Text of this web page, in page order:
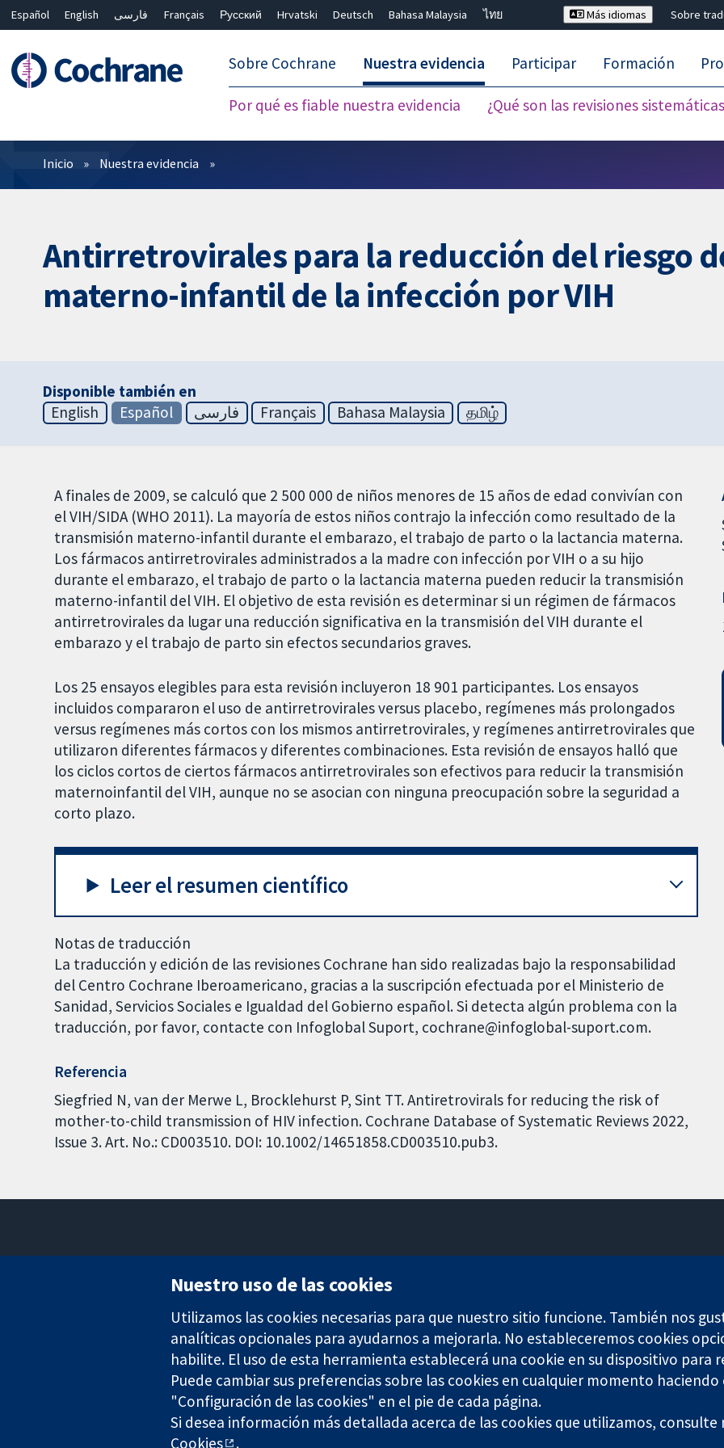
Español English فارسی Français Русский Hrvatski Deutsch Bahasa Malaysia
ไทย
Más idiomas Sobre
Sobre Cochrane Nuestra evidencia
Por qué es fiable nuestra evidencia ¿Qué son las revisiones
Participar Formación
Filtros
Inicio Nuestra evidencia
Antirretrovirales para la reducción del riesgo
materno-infantil de la infección por VIH
Disponible también en
English
Español فارسی Français Bahasa Malaysia தமிழ்
A finales de 2009, se calculó que 2 500 000 de niños menores de 15 años de edad convivían con
el VIH/SIDA (WHO 2011). La mayoría de estos niños contrajo la infección como resultado de la
transmisión materno-infantil durante el embarazo, el trabajo de parto o la lactancia materna.
Los fármacos antirretrovirales administrados a la madre con infección por VIH o a su hijo
durante el embarazo, el trabajo de parto o la lactancia materna pueden reducir la transmisión
materno-infantil del VIH. El objetivo de esta revisión es determinar si un régimen de fármacos
antirretrovirales da lugar una reducción significativa en la transmisión del VIH durante el
embarazo y el trabajo de parto sin efectos secundarios graves.
Los 25 ensayos elegibles para esta revisión incluyeron 18 901 participantes. Los ensayos
incluidos compararon el uso de antirretrovirales versus placebo, regímenes más prolongados
versus regímenes más cortos con los mismos antirretrovirales, y regímenes antirretrovirales que
utilizaron diferentes fármacos y diferentes combinaciones. Esta revisión de ensayos halló que
los ciclos cortos de ciertos fármacos antirretrovirales son efectivos para reducir la transmisión
maternoinfantil del VIH, aunque no se asocian con ninguna preocupación sobre la seguridad a
corto plazo.
Leer el resumen científico
Notas de traducción
La traducción y edición de las revisiones Cochrane han sido realizadas bajo la responsabilidad
del Centro Cochrane Iberoamericano, gracias a la suscripción efectuada por el Ministerio de
Sanidad, Servicios Sociales e Igualdad del Gobierno español. Si detecta algún problema con la
traducción, por favor, contacte con Infoglobal Suport, cochrane@infoglobal-suport.com.
Referencia
Siegfried N, van der Merwe L, Brocklehurst P, Sint TT. Antiretrovirals for reducing the risk of
mother-to-child transmission of HIV infection. Cochrane Database of Systematic Reviews 2022,
Issue 3. Art. No.: CD003510. DOI: 10.1002/14651858.CD003510.pub3.
Londres
Reino Unido
The Cochrane Collaboration is a charity (no. 1045921) and a company limited by guarantee (no. 03044323) registered in England &
Nuestro uso de las cookies
Utilizamos las cookies necesarias para que nuestro sitio funcione. También nos
analíticas opcionales para ayudarnos a mejorarla. No estableceremos cookies
habilite. El uso de esta herramienta establecerá una cookie en su dispositivo para
Puede cambiar sus preferencias sobre las cookies en cualquier momento haciendo
"Configuración de las cookies" en el pie de cada página.
Si desea información más detallada acerca de las cookies que utilizamos, consulte
Cookies
.